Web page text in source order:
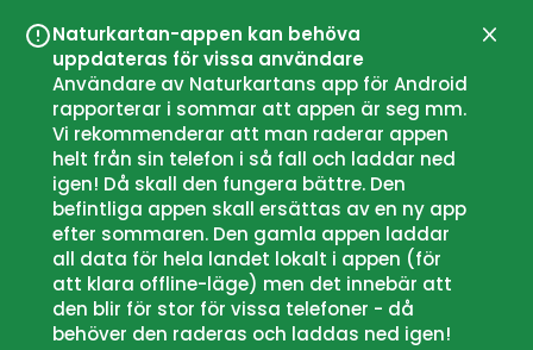
Naturkartan-appen kan behöva
uppdateras för vissa användare
Användare av Naturkartans app för Android
rapporterar i sommar att appen är seg mm.
Vi rekommenderar att man raderar appen
helt från sin telefon i så fall och laddar ned
igen! Då skall den fungera bättre. Den
befintliga appen skall ersättas av en ny app
efter sommaren. Den gamla appen laddar
all data för hela landet lokalt i appen (för
att klara offline-läge) men det innebär att
den blir för stor för vissa telefoner - då
behöver den raderas och laddas ned igen!